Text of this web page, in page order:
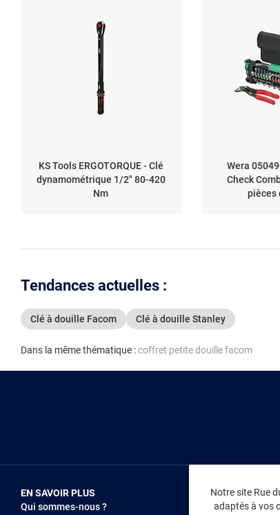
KS Tools ERGOTORQUE - Clé
dynamométrique 1/2" 80-420
Nm
Wera
Check
pièces
Tendances actuelles :
Clé à douille Facom Clé à douille Stanley
Dans la même thématique :coffret petite douille facom
Notre site Rue
adaptés à vos
EN SAVOIR PLUS
Qui sommes-nous ?
NOUS
Vendez